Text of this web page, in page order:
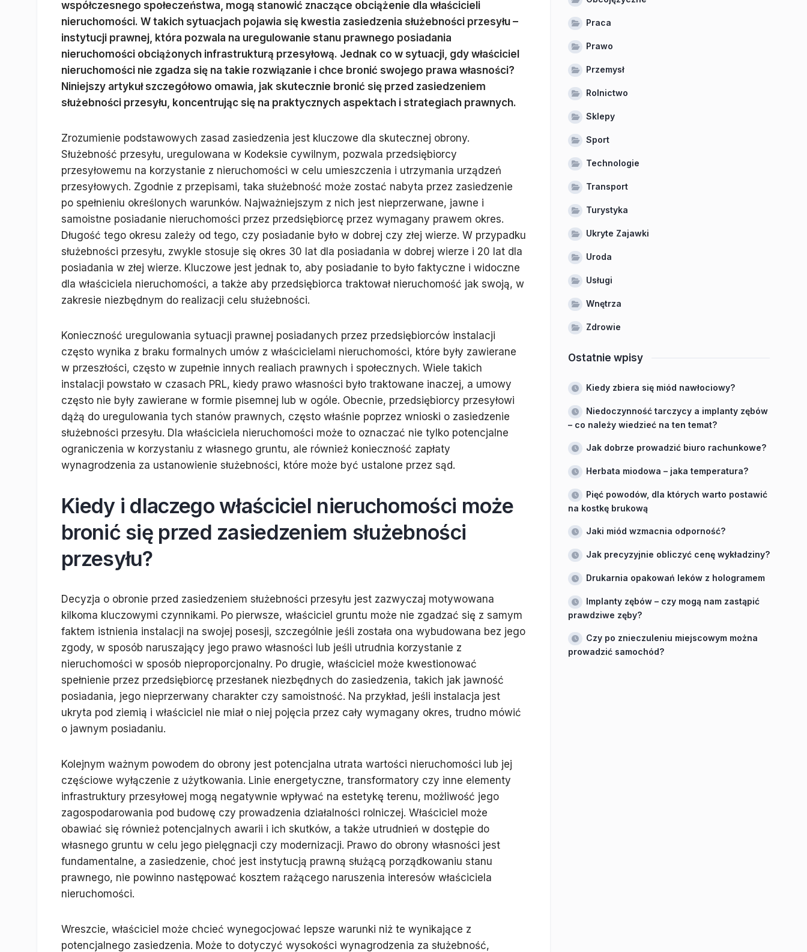
współczesnego społeczeństwa, mogą stanowić znaczące obciążenie dla właścicieli
nieruchomości. W takich sytuacjach pojawia się kwestia zasiedzenia służebności przesyłu –
instytucji prawnej, która pozwala na uregulowanie stanu prawnego posiadania
nieruchomości obciążonych infrastrukturą przesyłową. Jednak co w sytuacji, gdy właściciel
nieruchomości nie zgadza się na takie rozwiązanie i chce bronić swojego prawa własności?
Niniejszy artykuł szczegółowo omawia, jak skutecznie bronić się przed zasiedzeniem
służebności przesyłu, koncentrując się na praktycznych aspektach i strategiach prawnych.
Zrozumienie podstawowych zasad zasiedzenia jest kluczowe dla skutecznej obrony.
Służebność przesyłu, uregulowana w Kodeksie cywilnym, pozwala przedsiębiorcy
przesyłowemu na korzystanie z nieruchomości w celu umieszczenia i utrzymania urządzeń
przesyłowych. Zgodnie z przepisami, taka służebność może zostać nabyta przez zasiedzenie
po spełnieniu określonych warunków. Najważniejszym z nich jest nieprzerwane, jawne i
samoistne posiadanie nieruchomości przez przedsiębiorcę przez wymagany prawem okres.
Długość tego okresu zależy od tego, czy posiadanie było w dobrej czy złej wierze. W przypadku
służebności przesyłu, zwykle stosuje się okres 30 lat dla posiadania w dobrej wierze i 20 lat dla
posiadania w złej wierze. Kluczowe jest jednak to, aby posiadanie to było faktyczne i widoczne
dla właściciela nieruchomości, a także aby przedsiębiorca traktował nieruchomość jak swoją, w
zakresie niezbędnym do realizacji celu służebności.
Konieczność uregulowania sytuacji prawnej posiadanych przez przedsiębiorców instalacji
często wynika z braku formalnych umów z właścicielami nieruchomości, które były zawierane
w przeszłości, często w zupełnie innych realiach prawnych i społecznych. Wiele takich
instalacji powstało w czasach PRL, kiedy prawo własności było traktowane inaczej, a umowy
często nie były zawierane w formie pisemnej lub w ogóle. Obecnie, przedsiębiorcy przesyłowi
dążą do uregulowania tych stanów prawnych, często właśnie poprzez wnioski o zasiedzenie
służebności przesyłu. Dla właściciela nieruchomości może to oznaczać nie tylko potencjalne
ograniczenia w korzystaniu z własnego gruntu, ale również konieczność zapłaty
wynagrodzenia za ustanowienie służebności, które może być ustalone przez sąd.
Kiedy i dlaczego właściciel nieruchomości może
bronić się przed zasiedzeniem służebności
przesyłu?
Decyzja o obronie przed zasiedzeniem służebności przesyłu jest zazwyczaj motywowana
kilkoma kluczowymi czynnikami. Po pierwsze, właściciel gruntu może nie zgadzać się z samym
faktem istnienia instalacji na swojej posesji, szczególnie jeśli została ona wybudowana bez jego
zgody, w sposób naruszający jego prawo własności lub jeśli utrudnia korzystanie z
nieruchomości w sposób nieproporcjonalny. Po drugie, właściciel może kwestionować
spełnienie przez przedsiębiorcę przesłanek niezbędnych do zasiedzenia, takich jak jawność
posiadania, jego nieprzerwany charakter czy samoistność. Na przykład, jeśli instalacja jest
ukryta pod ziemią i właściciel nie miał o niej pojęcia przez cały wymagany okres, trudno mówić
o jawnym posiadaniu.
Kolejnym ważnym powodem do obrony jest potencjalna utrata wartości nieruchomości lub jej
częściowe wyłączenie z użytkowania. Linie energetyczne, transformatory czy inne elementy
infrastruktury przesyłowej mogą negatywnie wpływać na estetykę terenu, możliwość jego
zagospodarowania pod budowę czy prowadzenia działalności rolniczej. Właściciel może
obawiać się również potencjalnych awarii i ich skutków, a także utrudnień w dostępie do
własnego gruntu w celu jego pielęgnacji czy modernizacji. Prawo do obrony własności jest
fundamentalne, a zasiedzenie, choć jest instytucją prawną służącą porządkowaniu stanu
prawnego, nie powinno następować kosztem rażącego naruszenia interesów właściciela
nieruchomości.
Wreszcie, właściciel może chcieć wynegocjować lepsze warunki niż te wynikające z
potencjalnego zasiedzenia. Może to dotyczyć wysokości wynagrodzenia za służebność,
Praca
Prawo
Przemysł
Rolnictwo
Sklepy
Sport
Technologie
Transport
Turystyka
Ukryte Zajawki
Uroda
Usługi
Wnętrza
Zdrowie
Ostatnie wpisy
Kiedy zbiera się miód nawłociowy?
Niedoczynność tarczycy a implanty zębów
– co należy wiedzieć na ten temat?
Jak dobrze prowadzić biuro rachunkowe?
Herbata miodowa – jaka temperatura?
Pięć powodów, dla których warto postawić
na kostkę brukową
Jaki miód wzmacnia odporność?
Jak precyzyjnie obliczyć cenę wykładziny?
Drukarnia opakowań leków z hologramem
Implanty zębów – czy mogą nam zastąpić
prawdziwe zęby?
Czy po znieczuleniu miejscowym można
prowadzić samochód?